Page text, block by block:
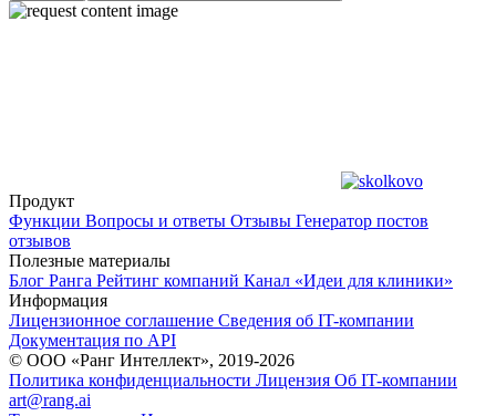
Продукт
Функции Вопросы и ответы Отзывы Генератор постов
отзывов
Полезные материалы
Блог Ранга Рейтинг компаний Канал «Идеи для клиники»
Информация
Лицензионное соглашение Сведения об IT-компании
Документация по API
© ООО «Ранг Интеллект», 2019-2026
Политика конфиденциальности Лицензия Об IT-компании
art@rang.ai